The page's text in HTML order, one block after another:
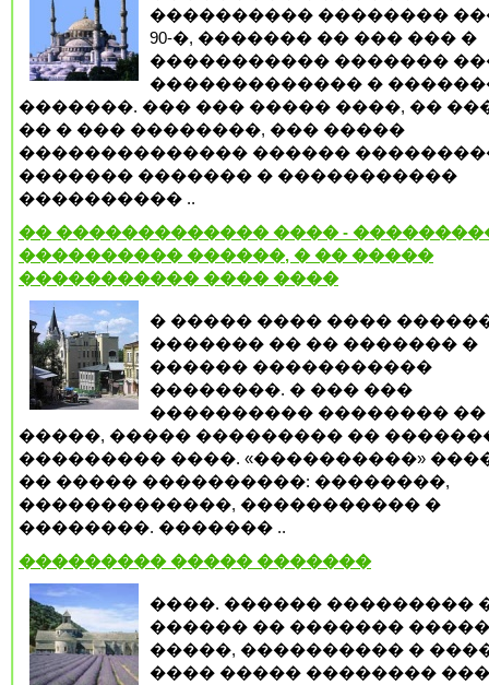
���������� ��������
90-�, ������� �� ��� ��� �
����������� �������
������������� �
�������. ��� ��� ����� ����, ��
�� � ��� ��������, ��� �����
�������������� ������
������� ������� � �����������
���������� ..
�� ������������� ���� -
���������� ������, � �� �����
����������� ���� ����
� ����� ���� ����
������� �� �� ������� �
������ �����������
��������. � ��� ���
���������� �������� ��
�����, ����� ��������� ��
��������� ����. «����������»
�� ����� ����������: ��������,
�������������, ����������� �
��������. ������� ..
��������� ����� �������
����. ������ ���������
������ �� �������
�����, ���������� �
���� ����� ��������